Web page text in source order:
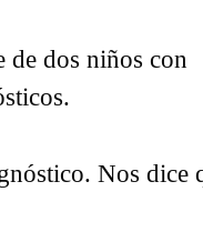
de dos niños con
Nos dice